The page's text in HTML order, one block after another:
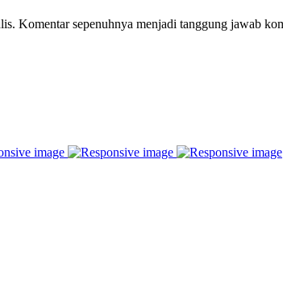
Komentar sepenuhnya menjadi tanggung jawab